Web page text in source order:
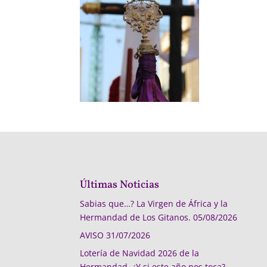
Últimas Noticias
Sabias que…? La Virgen de África y la
Hermandad de Los Gitanos. 05/08/2026
AVISO 31/07/2026
Lotería de Navidad 2026 de la